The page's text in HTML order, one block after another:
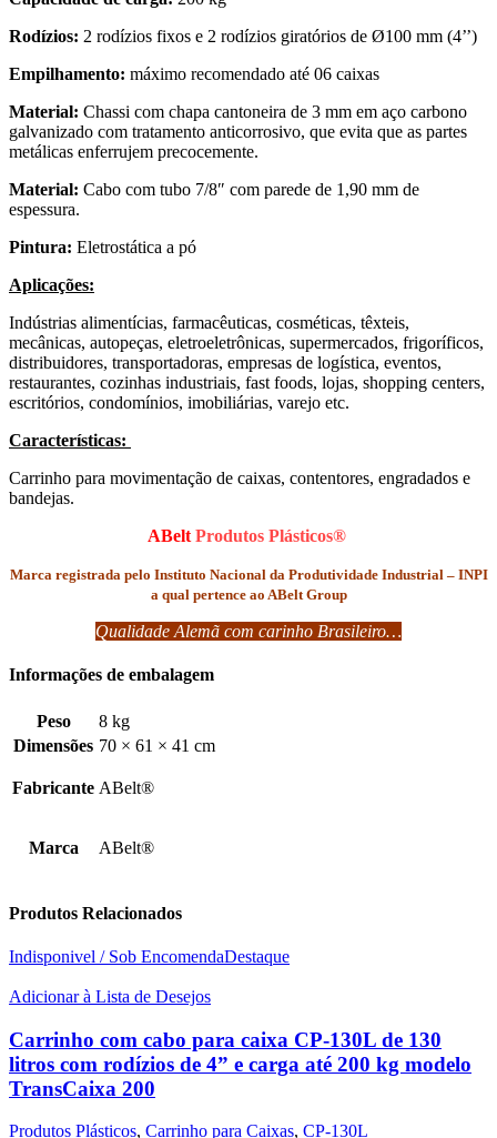
Rodízios: 2 rodízios fixos e 2 rodízios giratórios de Ø100 mm (4’’)
Empilhamento: máximo recomendado até 06 caixas
Material: Chassi com chapa cantoneira de 3 mm em aço carbono
galvanizado com tratamento anticorrosivo, que evita que as partes
metálicas enferrujem precocemente.
Material: Cabo com tubo 7/8″ com parede de 1,90 mm de
espessura.
Pintura: Eletrostática a pó
Aplicações:
Indústrias alimentícias, farmacêuticas, cosméticas, têxteis,
mecânicas, autopeças, eletroeletrônicas, supermercados, frigoríficos,
distribuidores, transportadoras, empresas de logística, eventos,
restaurantes, cozinhas industriais, fast foods, lojas, shopping centers,
escritórios, condomínios, imobiliárias, varejo etc.
Características:
Carrinho para movimentação de caixas, contentores, engradados e
bandejas.
ABelt Produtos Plásticos®
Marca registrada pelo Instituto Nacional da Produtividade Industrial – INPI
a qual pertence ao ABelt Group
Qualidade Alemã com carinho Brasileiro…
Informações de embalagem
Peso
8 kg
Dimensões 70 × 61 × 41 cm
Fabricante ABelt®
Marca ABelt®
Produtos Relacionados
Indisponivel / Sob EncomendaDestaque
Adicionar à Lista de Desejos
Carrinho com cabo para caixa CP-130L de 130
litros com rodízios de 4” e carga até 200 kg modelo
TransCaixa 200
Produtos Plásticos, Carrinho para Caixas, CP-130L